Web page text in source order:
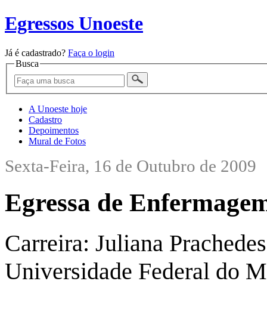
Egressos Unoeste
Já é cadastrado? Faça o login
Busca
A Unoeste hoje
Cadastro
Depoimentos
Mural de Fotos
Sexta-Feira, 16 de Outubro de 2009
Egressa de
Carreira: Juliana
Universidade Federal do